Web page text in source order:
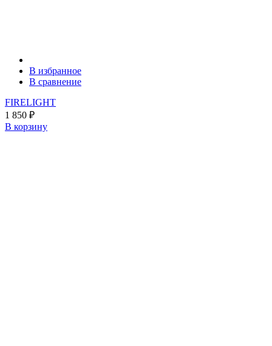
В избранное
В сравнение
FIRELIGHT
1 850 ₽
В корзину